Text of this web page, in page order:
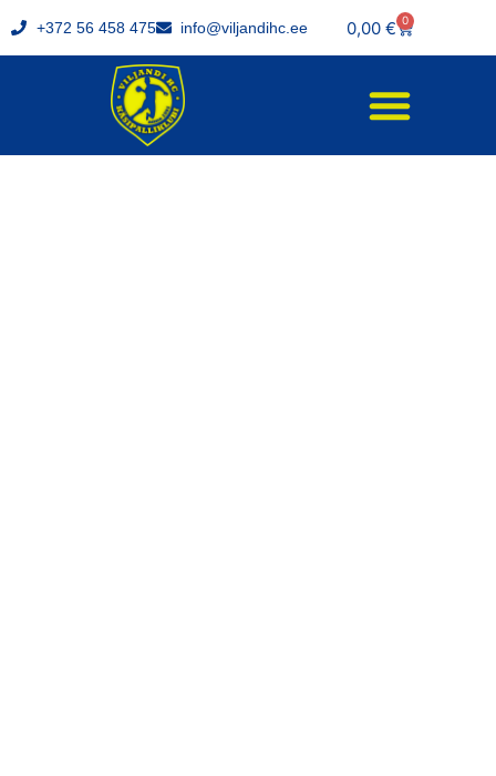
+372 56 458 475 info@viljandihc.ee 0,00 € 0